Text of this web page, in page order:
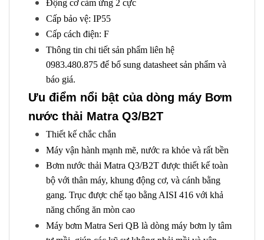
Động cơ cảm ứng 2 cực
Cấp bảo vệ: IP55
Cấp cách điện: F
Thông tin chi tiết sản phẩm liên hệ
0983.480.875 để bổ sung datasheet sản phẩm và
báo giá.
Ưu điểm nổi bật của dòng máy Bơm
nước thải Matra Q3/B2T
Thiết kế chắc chắn
Máy vận hành mạnh mẽ, nước ra khỏe và rất bền
Bơm nước thải Matra Q3/B2T được thiết kế toàn
bộ với thân máy, khung động cơ, và cánh bằng
gang. Trục được chế tạo bằng AISI 416 với khả
năng chống ăn mòn cao
Máy bơm Matra Seri QB là dòng máy bơm ly tâm